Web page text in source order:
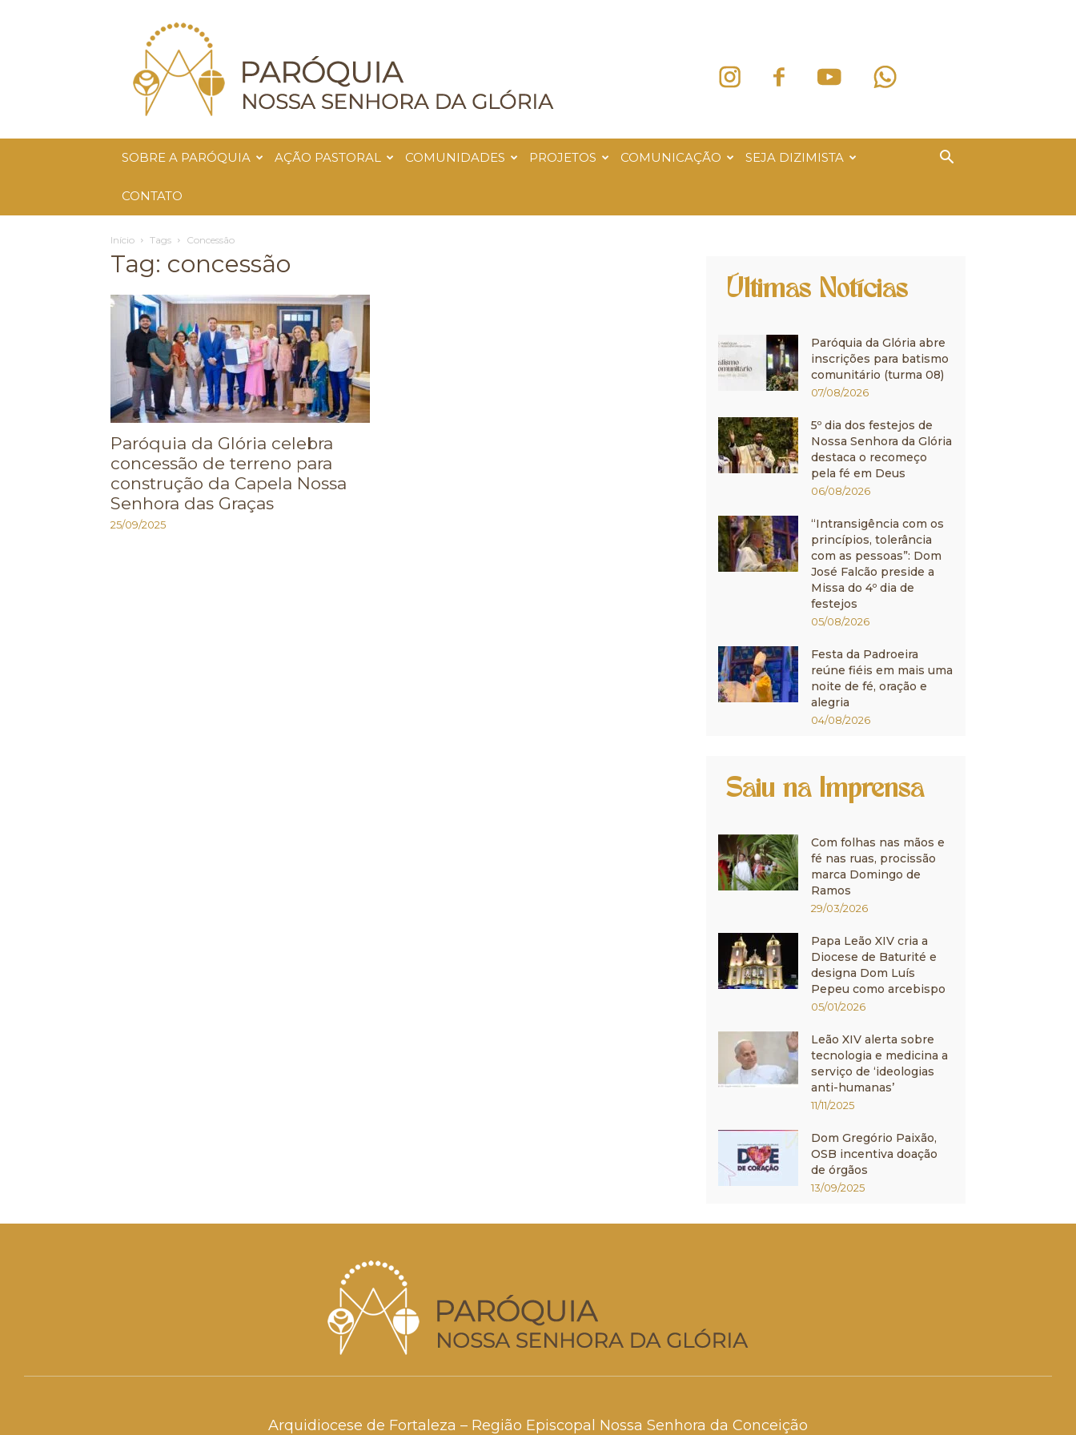
Paróquia
Nossa
Senhora
da
Glória
SOBRE A PARÓQUIA AÇÃO PASTORAL COMUNIDADES PROJETOS COMUNICAÇÃO SEJA DIZIMISTA
CONTATO
Início Tags Concessão
Tag: concessão
Paróquia da Glória celebra
concessão de terreno para
construção da Capela Nossa
Senhora das Graças
25/09/2025
Últimas Notícias
Paróquia da Glória abre
inscrições para batismo
comunitário (turma 08)
07/08/2026
5º dia dos festejos de
Nossa Senhora da Glória
destaca o recomeço
pela fé em Deus
06/08/2026
“Intransigência com os
princípios, tolerância
com as pessoas”: Dom
José Falcão preside a
Missa do 4º dia de
festejos
05/08/2026
Festa da Padroeira
reúne fiéis em mais uma
noite de fé, oração e
alegria
04/08/2026
Saiu na Imprensa
Com folhas nas mãos e
fé nas ruas, procissão
marca Domingo de
Ramos
29/03/2026
Papa Leão XIV cria a
Diocese de Baturité e
designa Dom Luís
Pepeu como arcebispo
05/01/2026
Leão XIV alerta sobre
tecnologia e medicina a
serviço de ‘ideologias
anti-humanas’
11/11/2025
Dom Gregório Paixão,
OSB incentiva doação
de órgãos
13/09/2025
Arquidiocese de Fortaleza – Região Episcopal Nossa Senhora da Conceição